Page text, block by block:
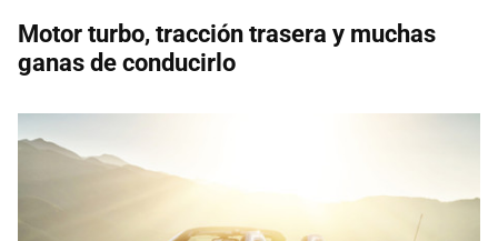
Motor turbo, tracción trasera y muchas
ganas de conducirlo